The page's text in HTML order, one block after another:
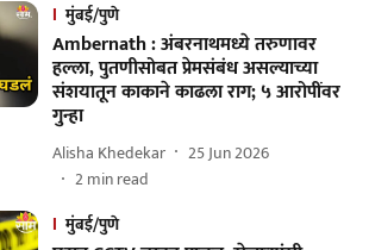
मुंबई/पुणे
Ambernath : अंबरनाथमध्ये तरुणावर
हल्ला, पुतणीसोबत प्रेमसंबंध असल्याच्या
संशयातून काकाने काढला राग; ५ आरोपींवर
गुन्हा
Alisha Khedekar
25 Jun 2026
2min read
मुंबई/पुणे